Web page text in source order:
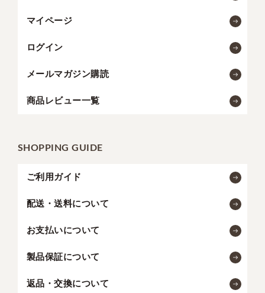
マイページ
ログイン
メールマガジン購読
商品レビュー一覧
SHOPPING GUIDE
ご利用ガイド
配送・送料について
お支払いについて
製品保証について
返品・交換について